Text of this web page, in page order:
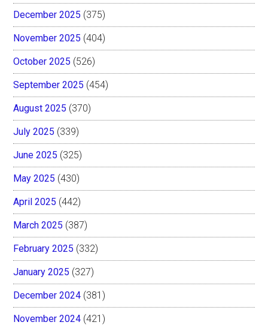
December 2025 (375)
November 2025 (404)
October 2025 (526)
September 2025 (454)
August 2025 (370)
July 2025 (339)
June 2025 (325)
May 2025 (430)
April 2025 (442)
March 2025 (387)
February 2025 (332)
January 2025 (327)
December 2024 (381)
November 2024 (421)